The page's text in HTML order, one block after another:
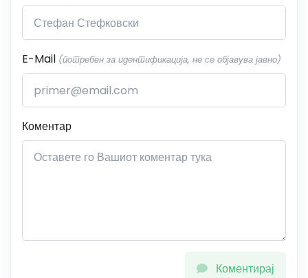
E-Mail (потребен за идентификација, не се објавува јавно)
Коментар
Коментирај